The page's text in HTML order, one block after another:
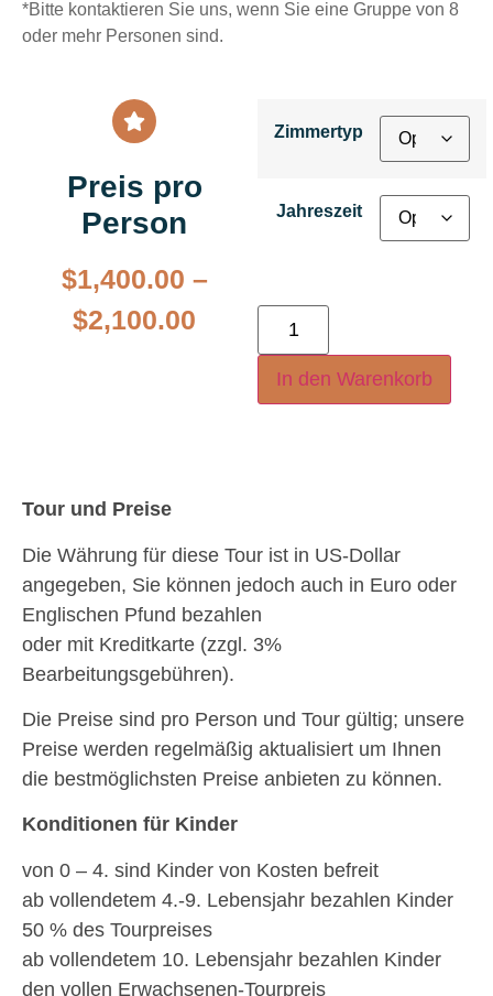
*Bitte kontaktieren Sie uns, wenn Sie eine Gruppe von 8
oder mehr Personen sind.
Preis pro
Person
$1,400.00 –
$2,100.00
Zimmertyp
Jahreszeit
In den Warenkorb
Tour und Preise
Die Währung für diese Tour ist in US-Dollar
angegeben, Sie können jedoch auch in Euro oder
Englischen Pfund bezahlen
oder mit Kreditkarte (zzgl. 3%
Bearbeitungsgebühren).
Die Preise sind pro Person und Tour gültig; unsere
Preise werden regelmäßig aktualisiert um Ihnen
die bestmöglichsten Preise anbieten zu können.
Konditionen für Kinder
von 0 – 4. sind Kinder von Kosten befreit
ab vollendetem 4.-9. Lebensjahr bezahlen Kinder
50 % des Tourpreises
ab vollendetem 10. Lebensjahr bezahlen Kinder
den vollen Erwachsenen-Tourpreis